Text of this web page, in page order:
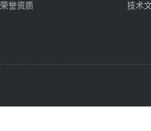
荣誉资质
技术